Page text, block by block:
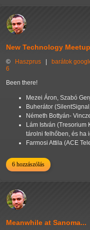
New Technology
© Haszprus | barátok
6
Been there!
Mezei Áron, Szabó
Buherátor
Németh Bottyán-
Lám István (Tresorium
tárolni felhőben, és ha
Farmosi Attila (ACE
6 hozzászólás
Meanwhile at Sanoma...